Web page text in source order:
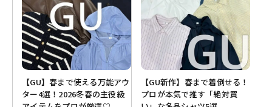
【GU】春まで使える万能アウ
ター4選！2026冬春の主役級
【GU新作】春まで着倒せる！
プロが本気で推す「絶対買